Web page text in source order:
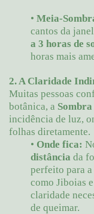
• Meia-
cantos da
a 3 horas de
horas mais
2. A Claridade
Muitas pessoas
botânica, a Sombra
incidência de luz,
folhas diretamente.
• Onde fica:
distância da
perfeito para
como Jiboias
claridade
de queimar.